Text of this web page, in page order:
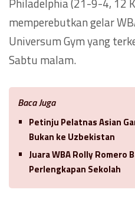
memperebutkan gelar
Universum Gym yang
Sabtu malam.
Baca Juga
Petinju Pelatnas Asian
Bukan ke Uzbekistan
Juara WBA Rolly Romero
Perlengkapan Sekolah